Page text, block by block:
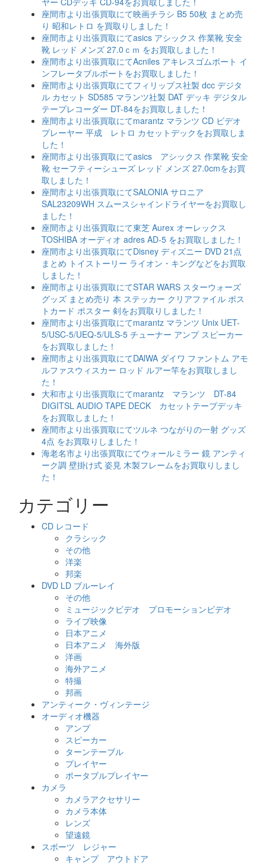
座間市より出張買取にて映画チラシ B5 50枚 まとめ売
り 昭和レトロ を買取りしました！
座間市より出張買取にてasics アシックス 作業靴 安全
靴 レッド メンズ 27.0ｃｍ をお買取しました！
座間市より出張買取にてAcniles アキレスゴムボート イ
ンフレータブルボートをお買取しました！
座間市より出張買取にてフィリップス社製 dcc デジタ
ル カセット SD585 マランツ社製 DAT デッキ デジタル
テープレコーダー DT-84をお買取しました！
座間市より出張買取にてmarantz マランツ CD ビデオ
プレーヤー 平成 レトロ カセットデックをお買取しま
した！
座間市より出張買取にてasics アシックス 作業靴 安全
靴 セーフティーシューズ レッド メンズ 27.0cmをお買
取しました！
座間市より出張買取にてSALONIA サロニア
SAL23209WH スムースシャインドライヤーをお買取し
ました！
座間市より出張買取にて東芝 Aurex オーレックス
TOSHIBA オーディオ adres AD-5 をお買取しました！
座間市より出張買取にてDisney ディズニー DVD 21点
まとめ トイストーリー ライオン・キングなどをお買取
しました！
座間市より出張買取にてSTAR WARS スターウォーズ
グッズ まとめ売り 本 ステッカー クリアファイル ポス
トカード ポスター 剣をお買取りしました！
座間市より出張買取にてmarantz マランツ Unix UET-
5/USC-5/UEQ-5/ULS-5 チューナー アンプ スピーカー
をお買取しました！
座間市より出張買取にてDAlWA ダイワ ファントム アモ
ルファスウィスカー ロッド ルアー竿をお買取しまし
た！
大和市より出張買取にてmarantz マランツ DT-84
DIGITSL AUDIO TAPE DECK カセットテープデッキ
をお買取しました！
座間市より出張買取にてツルネ つながりの一射 グッズ
4点 をお買取りしました！
海老名市より出張買取にてウォールミラー 鏡 アンティ
ーク調 壁掛け式 姿見 木製フレームをお買取りしまし
た！
カテゴリー
CD レコード
クラシック
その他
洋楽
邦楽
DVD LD ブルーレイ
その他
ミュージックビデオ プロモーションビデオ
ライブ映像
日本アニメ
日本アニメ 海外版
洋画
海外アニメ
特撮
邦画
アンティーク・ヴィンテージ
オーディオ機器
アンプ
スピーカー
ターンテーブル
プレイヤー
ポータブルプレイヤー
カメラ
カメラアクセサリー
カメラ本体
レンズ
望遠鏡
スポーツ レジャー
キャンプ アウトドア